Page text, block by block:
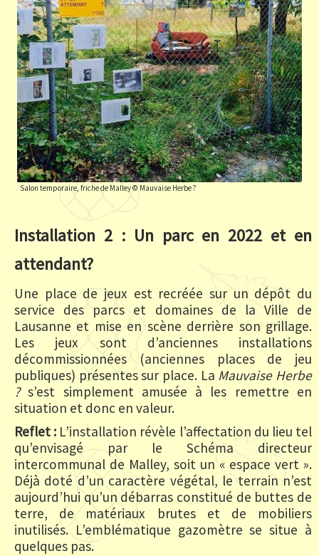
Salon temporaire, friche de Malley © Mauvaise Herbe ?
Installation 2 : Un parc en 2022 et en
attendant?
Une place de jeux est recréée sur un dépôt du
service des parcs et domaines de la Ville de
Lausanne et mise en scène derrière son grillage.
Les jeux sont d’anciennes installations
décommissionnées (anciennes places de jeu
publiques) présentes sur place. La Mauvaise Herbe
?s’est simplement amusée à les remettre en
situation et donc en valeur.
Reflet : L’installation révèle l’affectation du lieu tel
qu’envisagé par le Schéma directeur
intercommunal de Malley, soit un « espace vert ».
Déjà doté d’un caractère végétal, le terrain n’est
aujourd’hui qu’un débarras constitué de buttes de
terre, de matériaux brutes et de mobiliers
inutilisés. L’emblématique gazomètre se situe à
quelques pas.